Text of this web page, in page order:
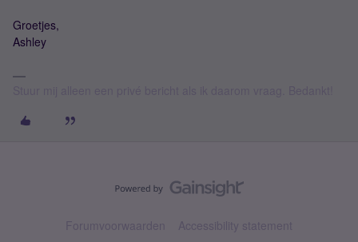
Groetjes,
Ashley
Forumvoorwaarden Accessibility statement